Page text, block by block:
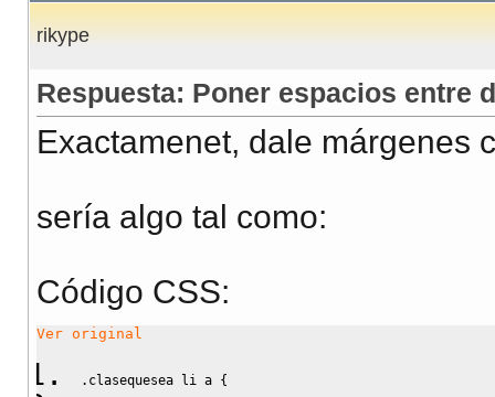
rikype
Respuesta: Poner espacios entre
Exactamenet, dale márgenes
sería algo tal como:
Código CSS:
Ver original
.clasequesea li a {